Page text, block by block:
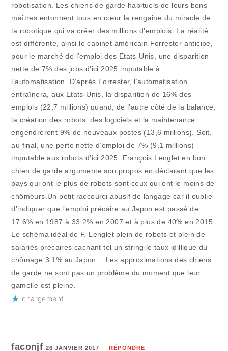
robotisation. Les chiens de garde habituels de leurs bons
maîtres entonnent tous en cœur la rengaine du miracle de
la robotique qui va créer des millions d’emplois. La réalité
est différente, ainsi le cabinet américain Forrester anticipe,
pour le marché de l’emploi des Etats-Unis, une disparition
nette de 7% des jobs d’ici 2025 imputable à
l’automatisation. D’après Forrester, l’automatisation
entraînera, aux Etats-Unis, la disparition de 16% des
emplois (22,7 millions) quand, de l’autre côté de la balance,
la création des robots, des logiciels et la maintenance
engendreront 9% de nouveaux postes (13,6 millions). Soit,
au final, une perte nette d’emploi de 7% (9,1 millions)
imputable aux robots d’ici 2025. François Lenglet en bon
chien de garde argumente son propos en déclarant que les
pays qui ont le plus de robots sont ceux qui ont le moins de
chômeurs.Un petit raccourci abusif de langage car il oublie
d’indiquer que l’emploi précaire au Japon est passé de
17.6% en 1987 à 33.2% en 2007 et à plus de 40% en 2015.
Le schéma idéal de F. Lenglet plein de robots et plein de
salariés précaires cachant tel un string le taux idillique du
chômage 3.1% au Japon… Les approximations des chiens
de garde ne sont pas un problème du moment que leur
gamelle est pleine.
chargement…
faconjf 26 JANVIER 2017 RÉPONDRE